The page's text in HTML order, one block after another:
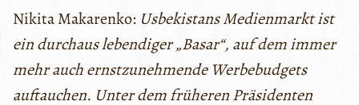
Nikita Makarenko: Usbekistans Medienmarkt ist
ein durchaus lebendiger „Basar“, auf dem immer
mehr auch ernstzunehmende Werbebudgets
auftauchen. Unter dem früheren Präsidenten